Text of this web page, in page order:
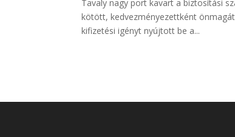
Tavaly nagy port kavart a biztosítási
kötött, kedvezményezettként
kifizetési igényt nyújtott be a...